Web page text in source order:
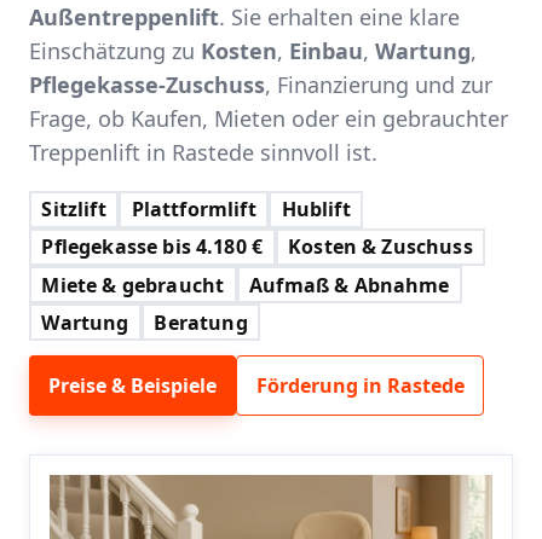
Außentreppenlift. Sie erhalten eine klare
Einschätzung zu Kosten, Einbau, Wartung,
Pflegekasse-Zuschuss, Finanzierung und zur
Frage, ob Kaufen, Mieten oder ein gebrauchter
Treppenlift in Rastede sinnvoll ist.
Sitzlift Plattformlift
Hublift
Pflegekasse bis 4.180 €
Kosten & Zuschuss
Miete & gebraucht
Aufmaß & Abnahme
Wartung
Beratung
Preise & Beispiele Förderung in Rastede